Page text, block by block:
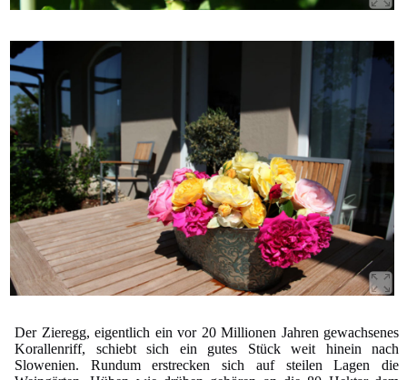
Der Zieregg, eigentlich ein vor 20 Millionen Jahren gewachsenes
Korallenriff, schiebt sich ein gutes Stück weit hinein nach
Slowenien. Rundum erstrecken sich auf steilen Lagen die